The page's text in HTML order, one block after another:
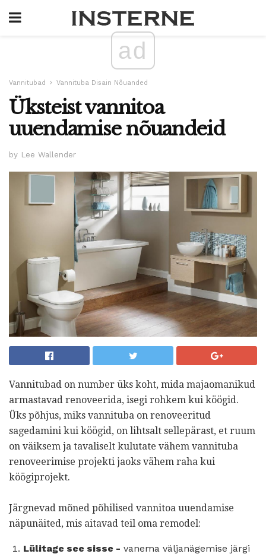
ad
Vannitubad Vannituba Disain Nõuanded
Üksteist vannitoa
uuendamise nõuandeid
by Lee Wallender
Vannitubad on number üks koht, mida majaomanikud
armastavad renoveerida, isegi rohkem kui köögid.
Üks põhjus, miks vannituba on renoveeritud
sagedamini kui köögid, on lihtsalt sellepärast, et ruum
on väiksem ja tavaliselt kulutate vähem vannituba
renoveerimise projekti jaoks vähem raha kui
köögiprojekt.
Järgnevad mõned põhilised vannitoa uuendamise
näpunäited, mis aitavad teil oma remodel:
Lülitage see sisse - vanema väljanägemise järgi